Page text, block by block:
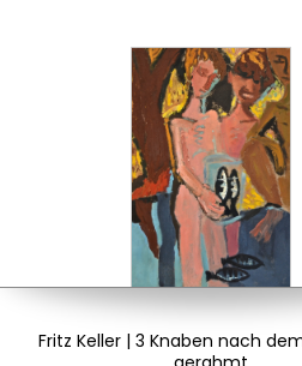
Fritz Keller | 3 Knaben nach